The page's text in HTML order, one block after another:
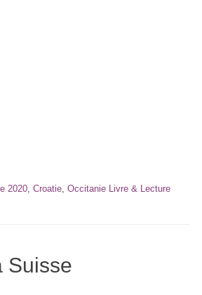
2020, Croatie, Occitanie Livre & Lecture
Suisse